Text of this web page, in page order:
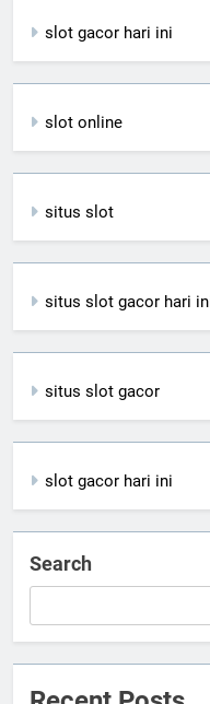
slot gacor hari ini
slot online
situs slot
situs slot gacor hari
situs slot gacor
slot gacor hari ini
Search